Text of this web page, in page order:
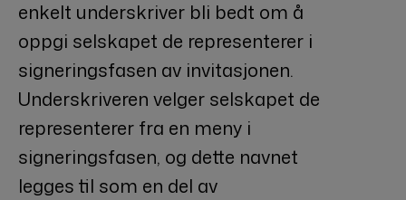
enkelt underskriver bli bedt om å
oppgi selskapet de representerer i
signeringsfasen av invitasjonen.
Underskriveren velger selskapet de
representerer fra en meny i
signeringsfasen, og dette navnet
legges til som en del av